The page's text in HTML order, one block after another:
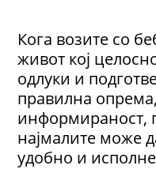
Кога возите со
живот кој
одлуки и
правилна
информираност,
најмалите може
удобно и